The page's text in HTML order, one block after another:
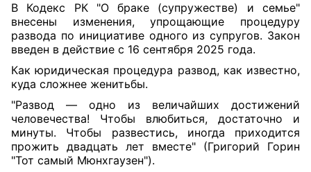
В Кодекс РК "О браке (супружестве) и семье"
внесены изменения, упрощающие процедуру
развода по инициативе одного из супругов. Закон
введен в действие с 16 сентября 2025 года.
Как юридическая процедура развод, как известно,
куда сложнее женитьбы.
"Развод — одно из величайших достижений
человечества! Чтобы влюбиться, достаточно и
минуты. Чтобы развестись, иногда приходится
прожить двадцать лет вместе" (Григорий Горин
"Тот самый Мюнхгаузен").